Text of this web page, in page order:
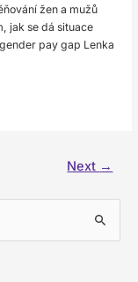
žen a mužů
jak se dá situace
pay gap Lenka
Next →